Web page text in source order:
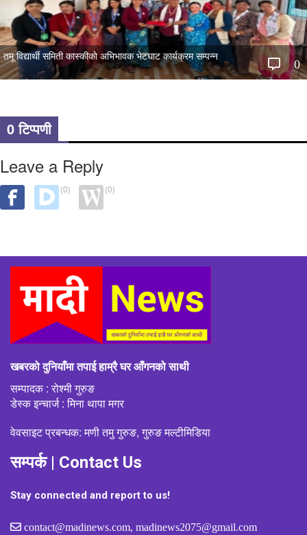
0
तमू विद्यार्थी समिती कास्कीको अभिभावक भेटघाट कार्यक्रम सम्पन्न
0 टिप्पणी
Leave a Reply
(0) (0)
खबरको दुनियाँमा तपाई हाम्रै घर आँगनको साथी
सम्पादक : रोश्मी गुरुङ
डेस्क इन्चार्ज : मिना थापा मगर
वेवसाइट प्रबन्धक: मणी तमु गुरुङ, गुरुङ मल्टीमिडिया
सम्पर्क | Contact Us
Stay connected and report to us!
contact@madinews.com, madinews2075@gmail.com